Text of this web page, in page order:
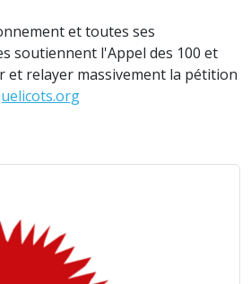
et toutes ses
soutiennent l'Appel des 100 et
et relayer massivement la pétition